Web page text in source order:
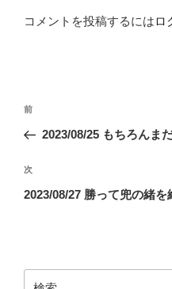
コメントを投稿するにはロ
投
ナ
ビ
ゲ
ン
前
の
稿
前
2023/08/25 もちろんま
次
の
次
2023/08/27 勝って兜の緒